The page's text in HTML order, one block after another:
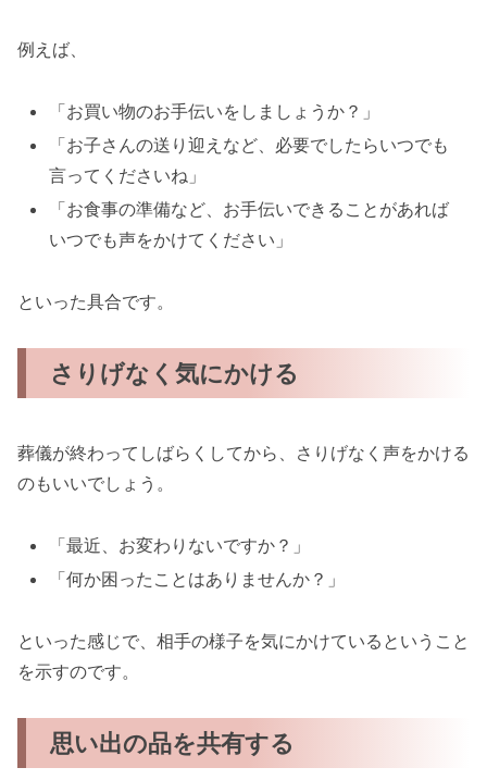
例えば、
「お買い物のお手伝いをしましょうか？」
「お子さんの送り迎えなど、必要でしたらいつでも
言ってくださいね」
「お食事の準備など、お手伝いできることがあれば
いつでも声をかけてください」
といった具合です。
さりげなく気にかける
葬儀が終わってしばらくしてから、さりげなく声をかける
のもいいでしょう。
「最近、お変わりないですか？」
「何か困ったことはありませんか？」
といった感じで、相手の様子を気にかけているということ
を示すのです。
思い出の品を共有する